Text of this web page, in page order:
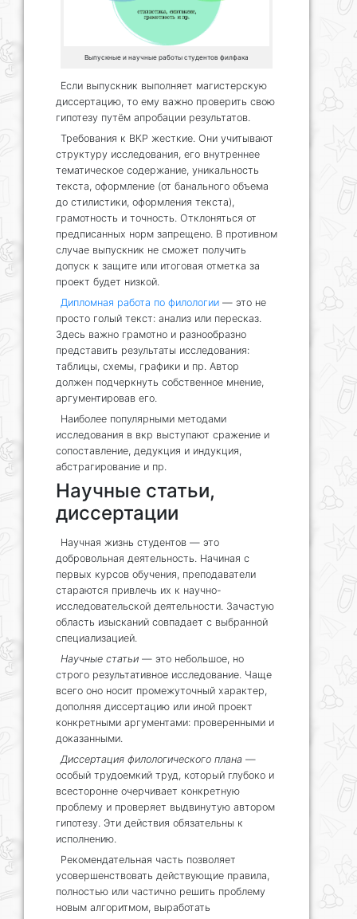
Выпускные и научные работы студентов филфака
Если выпускник выполняет магистерскую
диссертацию, то ему важно проверить свою
гипотезу путём апробации результатов.
Требования к ВКР жесткие. Они учитывают
структуру исследования, его внутреннее
тематическое содержание, уникальность
текста, оформление (от банального объема
до стилистики, оформления текста),
грамотность и точность. Отклоняться от
предписанных норм запрещено. В противном
случае выпускник не сможет получить
допуск к защите или итоговая отметка за
проект будет низкой.
Дипломная работа по филологии — это не
просто голый текст: анализ или пересказ.
Здесь важно грамотно и разнообразно
представить результаты исследования:
таблицы, схемы, графики и пр. Автор
должен подчеркнуть собственное мнение,
аргументировав его.
Наиболее популярными методами
исследования в вкр выступают сражение и
сопоставление, дедукция и индукция,
абстрагирование и пр.
Научные статьи,
диссертации
Научная жизнь студентов — это
добровольная деятельность. Начиная с
первых курсов обучения, преподаватели
стараются привлечь их к научно-
исследовательской деятельности. Зачастую
область изысканий совпадает с выбранной
специализацией.
Научные статьи — это небольшое, но
строго результативное исследование. Чаще
всего оно носит промежуточный характер,
дополняя диссертацию или иной проект
конкретными аргументами: проверенными и
доказанными.
Диссертация филологического плана —
особый трудоемкий труд, который глубоко и
всесторонне очерчивает конкретную
проблему и проверяет выдвинутую автором
гипотезу. Эти действия обязательны к
исполнению.
Рекомендательная часть позволяет
усовершенствовать действующие правила,
полностью или частично решить проблему
новым алгоритмом, выработать